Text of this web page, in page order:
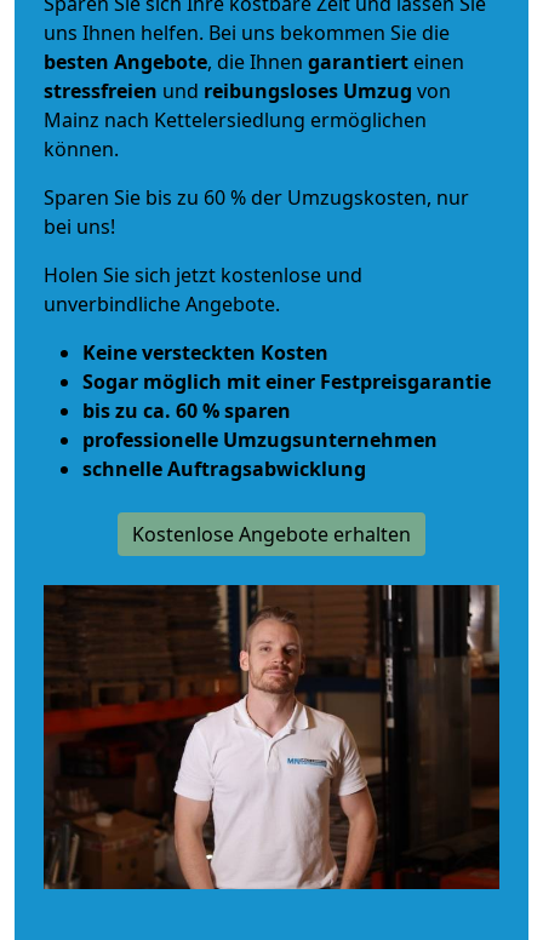
uns Ihnen helfen. Bei uns bekommen Sie die
besten Angebote, die Ihnen garantiert einen
stressfreien und reibungsloses Umzug von
Mainz nach Kettelersiedlung ermöglichen
können.
Sparen Sie bis zu 60 % der Umzugskosten, nur
bei uns!
Holen Sie sich jetzt kostenlose und
unverbindliche Angebote.
Keine versteckten Kosten
Sogar möglich mit einer Festpreisgarantie
bis zu ca. 60 % sparen
professionelle Umzugsunternehmen
schnelle Auftragsabwicklung
Kostenlose Angebote erhalten